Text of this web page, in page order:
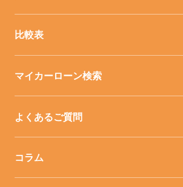
比較表
マイカーローン検索
よくあるご質問
コラム